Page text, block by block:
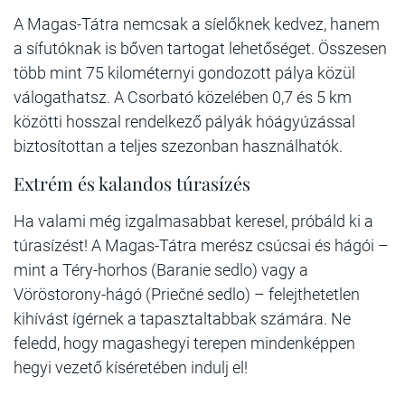
A Magas-Tátra nemcsak a síelőknek kedvez, hanem
a sífutóknak is bőven tartogat lehetőséget. Összesen
több mint 75 kilométernyi gondozott pálya közül
válogathatsz. A Csorbató közelében 0,7 és 5 km
közötti hosszal rendelkező pályák hóágyúzással
biztosítottan a teljes szezonban használhatók.
Extrém és kalandos túrasízés
Ha valami még izgalmasabbat keresel, próbáld ki a
túrasízést! A Magas-Tátra merész csúcsai és hágói –
mint a Téry-horhos (Baranie sedlo) vagy a
Vöröstorony-hágó (Priečné sedlo) – felejthetetlen
kihívást ígérnek a tapasztaltabbak számára. Ne
feledd, hogy magashegyi terepen mindenképpen
hegyi vezető kíséretében indulj el!